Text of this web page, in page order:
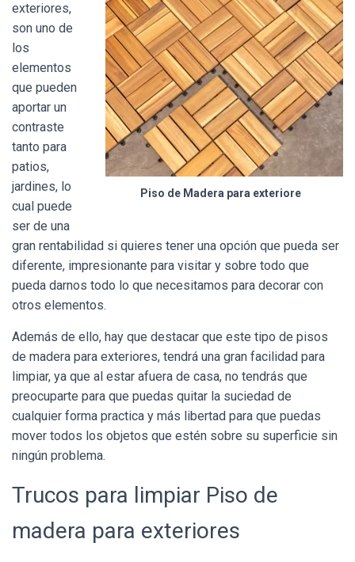
Piso de Madera para exteriore
exteriores,
son uno de
los
elementos
que pueden
aportar un
contraste
tanto para
patios,
jardines, lo
cual puede
ser de una
gran rentabilidad si quieres tener una opción que pueda ser
diferente, impresionante para visitar y sobre todo que
pueda darnos todo lo que necesitamos para decorar con
otros elementos.
Además de ello, hay que destacar que este tipo de pisos
de madera para exteriores, tendrá una gran facilidad para
limpiar, ya que al estar afuera de casa, no tendrás que
preocuparte para que puedas quitar la suciedad de
cualquier forma practica y más libertad para que puedas
mover todos los objetos que estén sobre su superficie sin
ningún problema.
Trucos para limpiar Piso de
madera para exteriores